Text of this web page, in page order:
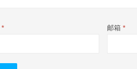
* 邮箱 *